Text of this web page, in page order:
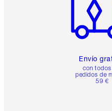
Envío
con
pedidos de
59 €